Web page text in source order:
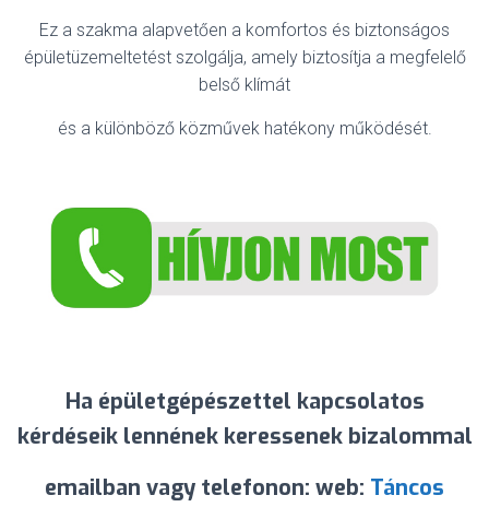
Ez a szakma alapvetően a komfortos és biztonságos
épületüzemeltetést szolgálja, amely biztosítja a megfelelő
belső klímát
és a különböző közművek hatékony működését.
Ha épületgépészettel kapcsolatos
kérdéseik lennének keressenek bizalommal
emailban vagy telefonon: web: Táncos